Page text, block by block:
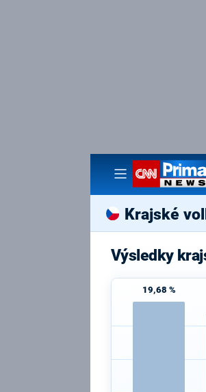
Krajské
Výsledky
19,68 %